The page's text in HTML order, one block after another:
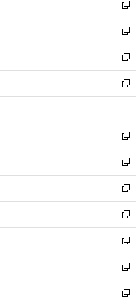
く
で
開
く
ド
ウ
で
開
く
ィ
ン
ド
ウ
で
開
く
い
ウ
ィ
ン
ド
ウ
で
開
新
し
い
ウ
ィ
ン
ド
ウ
開
く
新
し
い
ウ
ィ
ン
ウ
で
開
く
新
し
い
ウ
ン
ド
ウ
で
開
く
新
し
ウ
ィ
ン
ド
ウ
で
開
く
新
し
い
ウ
ィ
ン
ド
ウ
で
開
く
新
し
い
ウ
ィ
ン
ド
ウ
で
開
く
新
し
い
ウ
ィ
ン
ド
ウ
で
新
し
い
ウ
ィ
ン
ド
新
し
い
ウ
ィ
新
し
い
新